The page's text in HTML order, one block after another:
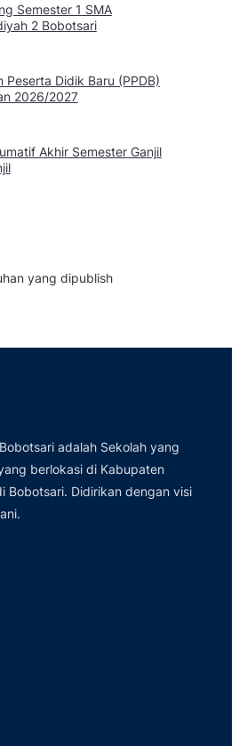
Semester 1 SMA
2 Bobotsari
Peserta Didik Baru (PPDB)
2026/2027
Akhir Semester Ganjil
yang dipublish
adalah Sekolah yang
berlokasi di Kabupaten
Bobotsari. Didirikan dengan visi